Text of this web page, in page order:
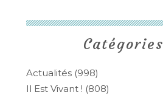
Catégories
Actualités (998)
Il Est Vivant ! (808)